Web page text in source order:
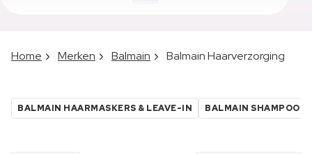
Home Merken Balmain Balmain Haarverzorging
BALMAIN HAARMASKERS & LEAVE-IN BALMAIN SHAMPOO